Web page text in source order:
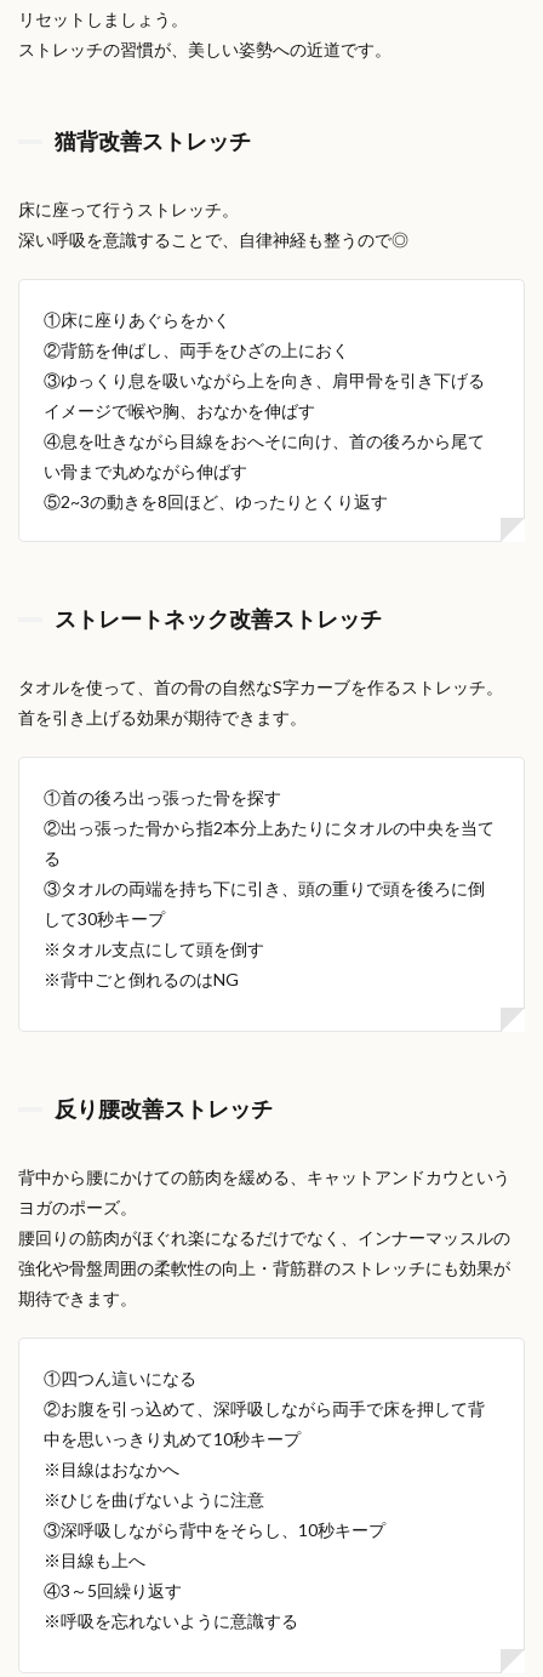
リセットしましょう。
ストレッチの習慣が、美しい姿勢への近道です。
猫背改善ストレッチ
床に座って行うストレッチ。
深い呼吸を意識することで、自律神経も整うので◎
①床に座りあぐらをかく
②背筋を伸ばし、両手をひざの上におく
③ゆっくり息を吸いながら上を向き、肩甲骨を引き下げる
イメージで喉や胸、おなかを伸ばす
④息を吐きながら目線をおへそに向け、首の後ろから尾て
い骨まで丸めながら伸ばす
⑤2~3の動きを8回ほど、ゆったりとくり返す
ストレートネック改善ストレッチ
タオルを使って、首の骨の自然なS字カーブを作るストレッチ。
首を引き上げる効果が期待できます。
①首の後ろ出っ張った骨を探す
②出っ張った骨から指2本分上あたりにタオルの中央を当て
る
③タオルの両端を持ち下に引き、頭の重りで頭を後ろに倒
して30秒キープ
※タオル支点にして頭を倒す
※背中ごと倒れるのはNG
反り腰改善ストレッチ
背中から腰にかけての筋肉を緩める、キャットアンドカウという
ヨガのポーズ。
腰回りの筋肉がほぐれ楽になるだけでなく、インナーマッスルの
強化や骨盤周囲の柔軟性の向上・背筋群のストレッチにも効果が
期待できます。
①四つん這いになる
②お腹を引っ込めて、深呼吸しながら両手で床を押して背
中を思いっきり丸めて10秒キープ
※目線はおなかへ
※ひじを曲げないように注意
③深呼吸しながら背中をそらし、10秒キープ
※目線も上へ
④3～5回繰り返す
※呼吸を忘れないように意識する